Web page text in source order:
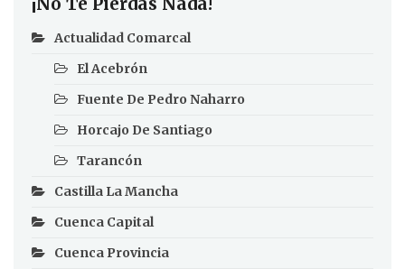
Actualidad Comarcal
El Acebrón
Fuente De Pedro Naharro
Horcajo De Santiago
Tarancón
Castilla La Mancha
Cuenca Capital
Cuenca Provincia